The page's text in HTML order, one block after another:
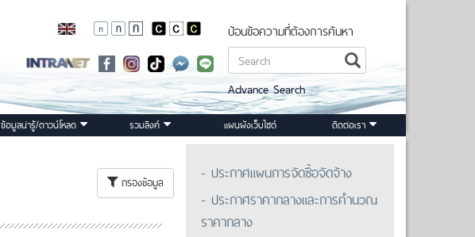
ป้อนข้อความที่ต้องการค้นหา
Advance Search
ข้อมูลน่ารู้/ดาวน์โหลด รวมลิงค์ แผนผังเว็บไซต์ ติดต่อเรา
กรองข้อมูล
- ประกาศแผนการจัดซื้อจัดจ้าง
- ประกาศราคากลางและการคำนวณ
ราคากลาง